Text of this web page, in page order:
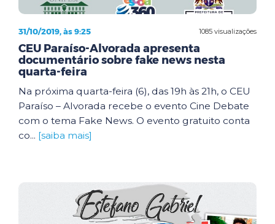
1085 visualizações
31/10/2019, às 9:25
CEU Paraíso-Alvorada apresenta
documentário sobre fake news nesta
quarta-feira
Na próxima quarta-feira (6), das 19h às 21h, o CEU
Paraíso – Alvorada recebe o evento Cine Debate
com o tema Fake News. O evento gratuito conta
co... [saiba mais]